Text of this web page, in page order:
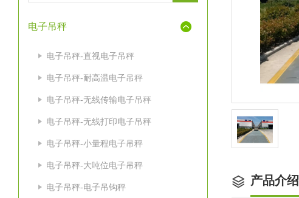
电子吊秤
电子吊秤-直视电子吊秤
电子吊秤-耐高温电子吊秤
电子吊秤-无线传输电子吊秤
电子吊秤-无线打印电子吊秤
电子吊秤-小量程电子吊秤
电子吊秤-大吨位电子吊秤
电子吊秤-电子吊钩秤 产品介绍